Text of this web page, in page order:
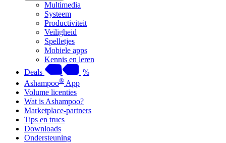
Multimedia
Systeem
Productiviteit
Veiligheid
Spelletjes
Mobiele apps
Kennis en leren
Deals
%
Ashampoo® App
Volume licenties
Wat is Ashampoo?
Marketplace-partners
Tips en trucs
Downloads
Ondersteuning